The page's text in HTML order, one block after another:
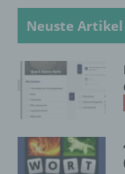
Neuste Artikel
werden.
c)